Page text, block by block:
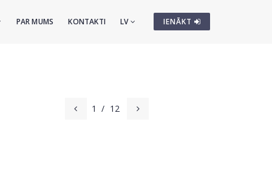
IENĀKT
PAR MUMS KONTAKTI LV
1 / 12